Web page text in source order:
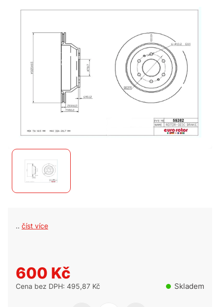
.. číst více
600 Kč
Cena bez DPH: 495,87 Kč Skladem